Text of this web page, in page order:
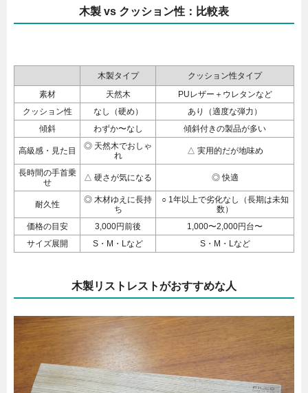
木製 vs クッション性：比較表
木製タイプ
クッション性タイプ
素材
天然木
PUレザー＋ウレタンなど
クッション性
なし（硬め）
あり（適度な弾力）
傾斜
わずか〜なし 傾斜付きの製品が多い
高級感・見た目
◎ 天然木でおしゃ
れ
△ 実用的だが地味め
長時間の手首乗
せ
△ 硬さが気になる ◎ 快適
耐久性
◎ 木材ゆえに長持
ち
○ 1年以上で劣化なし（長期は未知
数）
価格の目安
3,000円前後
1,000〜2,000円台〜
サイズ展開
S・M・Lなど S・M・Lなど
木製リストレストがおすすめな人